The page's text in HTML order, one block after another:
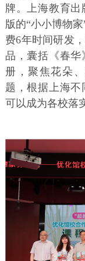
牌。上海教育
版的“小小博物
费6年时间研发
品，囊括《春
册，聚焦花朵
题，根据上海不
可以成为各校落